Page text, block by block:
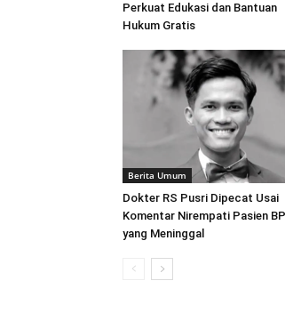
Perkuat Edukasi dan Bantuan
Hukum Gratis
Berita Umum
Dokter RS Pusri Dipecat Usai
Komentar Nirempati Pasien
yang Meninggal